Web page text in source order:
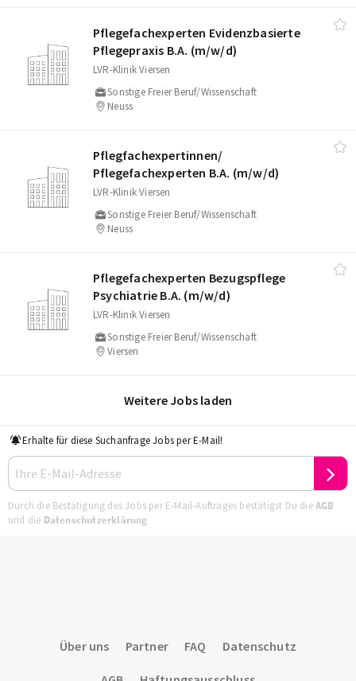
Pflegefachexperten Evidenzbasierte
Pflegepraxis B.A. (m/​w/​d)
LVR-Klinik Viersen
Sonstige Freier Beruf/Wissenschaft
Neuss
Pflegfachexpertinnen/​
Pflegefachexperten B.A. (m/​w/​d)
LVR-Klinik Viersen
Sonstige Freier Beruf/Wissenschaft
Neuss
Pflegefachexperten Bezugspflege
Psychiatrie B.A. (m/​w/​d)
LVR-Klinik Viersen
Sonstige Freier Beruf/Wissenschaft
Viersen
Weitere Jobs laden
Erhalte für diese Suchanfrage Jobs per E-Mail!
Durch die Bestätigung des Jobs per E-Mail-Auftrages bestätigst Du dieAGB
und die Datenschutzerklärung
Über uns Partner FAQ Datenschutz